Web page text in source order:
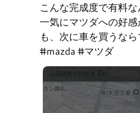
こんな完成度で有料な
一気にマツダへの好
も、次に車を買うなら
#mazda #マツダ